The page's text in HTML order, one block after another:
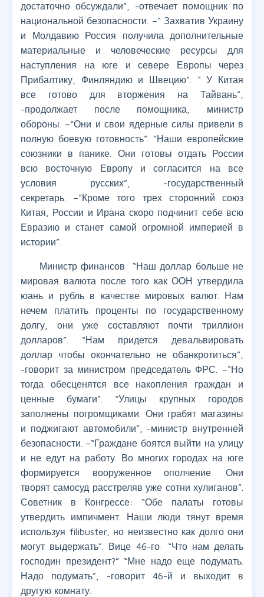
достаточно обсуждали”, -отвечает помощник по
национальной безопасности. –“ Захватив Украину
и Молдавию Россия получила дополнительные
материальные и человеческие ресурсы для
наступления на юге и севере Европы через
Прибалтику, Финляндию и Швецию”. “ У Китая
все готово для вторжения на Тайвань”,
-продолжает после помощника, министр
обороны. –“Они и свои ядерные силы привели в
полную боевую готовность”. “Наши европейские
союзники в панике. Они готовы отдать России
всю восточную Европу и согласится на все
условия русских”, -государственный
секретарь. –“Кроме того трех сторонний союз
Китая, России и Ирана скоро подчинит себе всю
Евразию и станет самой огромной империей в
истории”.
Министр финансов: “Наш доллар больше не
мировая валюта после того как ООН утвердила
юань и рубль в качестве мировых валют. Нам
нечем платить проценты по государственному
долгу, они уже составляют почти триллион
долларов”. “Нам придется девальвировать
доллар чтобы окончательно не обанкротиться”,
-говорит за министром председатель ФРС. –“Но
тогда обесценятся все накопления граждан и
ценные бумаги”. “Улицы крупных городов
заполнены погромщиками. Они грабят магазины
и поджигают автомобили”, -министр внутренней
безопасности. –“Граждане боятся выйти на улицу
и не едут на работу. Во многих городах на юге
формируется вооруженное ополчение. Они
творят самосуд расстреляв уже сотни хулиганов”.
Советник в Конгрессе: “Обе палаты готовы
утвердить импичмент. Наши люди тянут время
используя filibuster, но неизвестно как долго они
могут выдержать”. Вице 46-го: “Что нам делать
господин президент?” “Мне надо еще подумать.
Надо подумать”, -говорит 46-й и выходит в
другую комнату.